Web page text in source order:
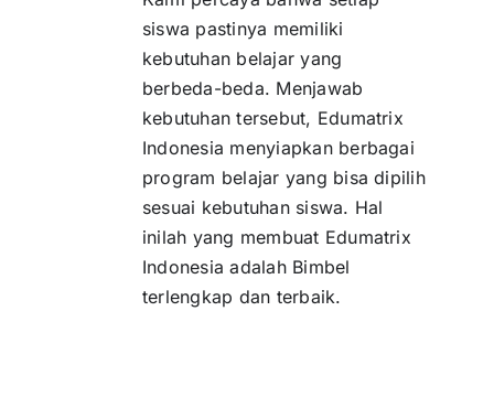
siswa pastinya memiliki
kebutuhan belajar yang
berbeda-beda. Menjawab
kebutuhan tersebut, Edumatrix
Indonesia menyiapkan berbagai
program belajar yang bisa dipilih
sesuai kebutuhan siswa. Hal
inilah yang membuat Edumatrix
Indonesia adalah Bimbel
terlengkap dan terbaik.